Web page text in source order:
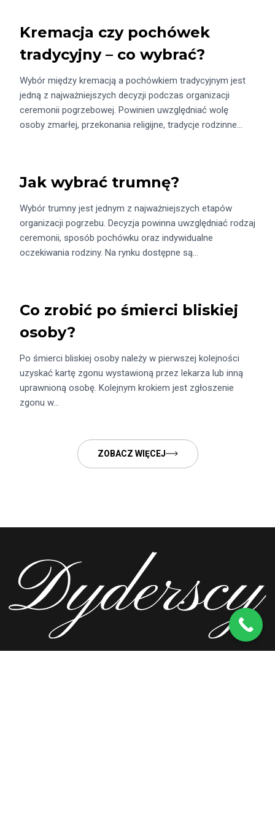
Kremacja czy pochówek
tradycyjny – co wybrać?
Wybór między kremacją a pochówkiem tradycyjnym jest
jedną z najważniejszych decyzji podczas organizacji
ceremonii pogrzebowej. Powinien uwzględniać wolę
osoby zmarłej, przekonania religijne, tradycje rodzinne…
Jak wybrać trumnę?
Wybór trumny jest jednym z najważniejszych etapów
organizacji pogrzebu. Decyzja powinna uwzględniać rodzaj
ceremonii, sposób pochówku oraz indywidualne
oczekiwania rodziny. Na rynku dostępne są…
Co zrobić po śmierci bliskiej
osoby?
Po śmierci bliskiej osoby należy w pierwszej kolejności
uzyskać kartę zgonu wystawioną przez lekarza lub inną
uprawnioną osobę. Kolejnym krokiem jest zgłoszenie
zgonu w…
ZOBACZ WIĘCEJ